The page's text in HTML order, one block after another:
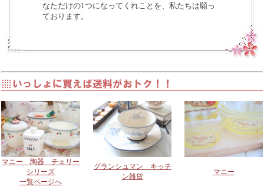
なただけの1つになってくれことを、私たちは願っ
ております。
マニー 陶器 チェリー
シリーズ
一覧ページへ
グランシュマン キッチ
ン雑貨
マニー